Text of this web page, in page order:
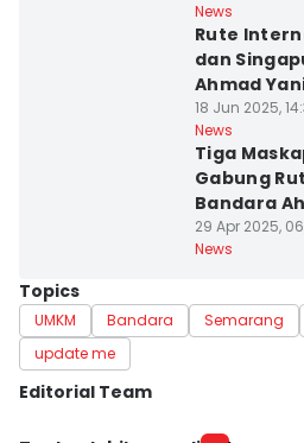
News
Rute
dan
Ahmad
September
18 Jun 2025,
News
Tiga
Gabung
Bandara
29 Apr 2025,
News
Topics
UMKM Bandara Semarang
update me
Editorial Team